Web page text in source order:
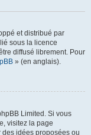
et distribué par
sous la licence
diffusé librement. Pour
» (en anglais).
Limited. Si vous
visitez la page
idées proposées ou